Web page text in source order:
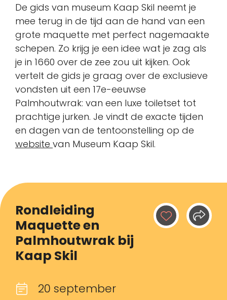
Rondleiding
Maquette en
Palmhoutwrak bij
Kaap Skil
20 september
De gids van museum Kaap Skil neemt je
mee terug in de tijd aan de hand van een
grote maquette met perfect nagemaakte
schepen. Zo krijg je een idee wat je zag als
je in 1660 over de zee zou uit kijken. Ook
vertelt de gids je graag over de exclusieve
vondsten uit een 17e-eeuwse
Palmhoutwrak: van een luxe toiletset tot
prachtige jurken. Je vindt de exacte tijden
en dagen van de tentoonstelling op de
website van Museum Kaap Skil.